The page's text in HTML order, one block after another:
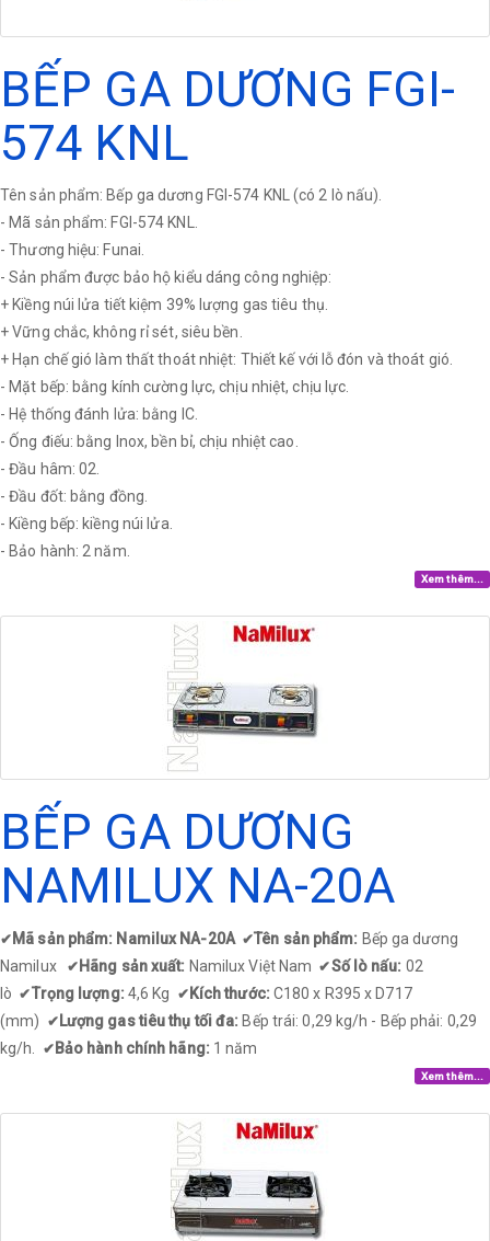
BẾP GA DƯƠNG FGI-
574 KNL
Tên sản phẩm: Bếp ga dương FGI-574 KNL (có 2 lò nấu).
- Mã sản phẩm: FGI-574 KNL.
- Thương hiệu: Funai.
- Sản phẩm được bảo hộ kiểu dáng công nghiệp:
+ Kiềng núi lửa tiết kiệm 39% lượng gas tiêu thụ.
+ Vững chắc, không rỉ sét, siêu bền.
+ Hạn chế gió làm thất thoát nhiệt: Thiết kế với lỗ đón và thoát gió.
- Mặt bếp: bằng kính cường lực, chịu nhiệt, chịu lực.
- Hệ thống đánh lửa: bằng IC.
- Ống điếu: bằng Inox, bền bỉ, chịu nhiệt cao.
- Đầu hâm: 02.
- Đầu đốt: bằng đồng.
- Kiềng bếp: kiềng núi lửa.
- Bảo hành: 2 năm.
Xem thêm...
BẾP GA DƯƠNG
NAMILUX NA-20A
✔Mã sản phẩm: Namilux NA-20A ✔Tên sản phẩm: Bếp ga dương
Namilux ✔Hãng sản xuất: Namilux Việt Nam ✔Số lò nấu: 02
lò ✔Trọng lượng: 4,6 Kg ✔Kích thước: C180 x R395 x D717
(mm) ✔Lượng gas tiêu thụ tối đa: Bếp trái: 0,29 kg/h - Bếp phải: 0,29
kg/h.
✔Bảo hành chính hãng: 1 năm
Xem thêm...